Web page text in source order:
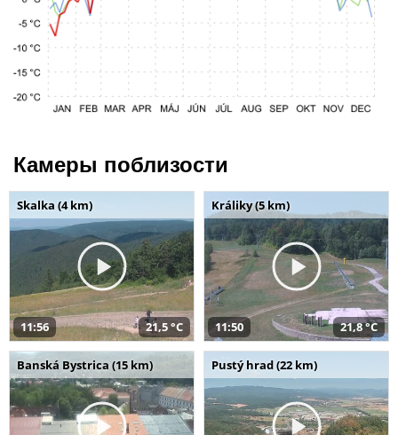
Камеры поблизости
Skalka (4 km)
11:56 21,5 °C
Králiky (5 km)
11:50 21,8 °C
Banská Bystrica (15 km) Pustý hrad (22 km)